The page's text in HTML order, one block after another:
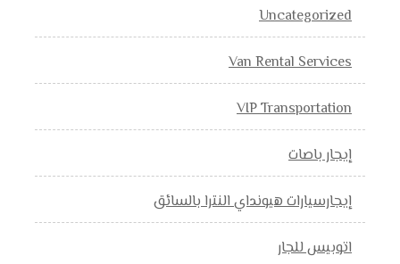
Uncategorized
Van Rental Services
VIP Transportation
إيجار باصات
إيجارسيارات هيونداي النترا بالسائق
اتوبيس للجار